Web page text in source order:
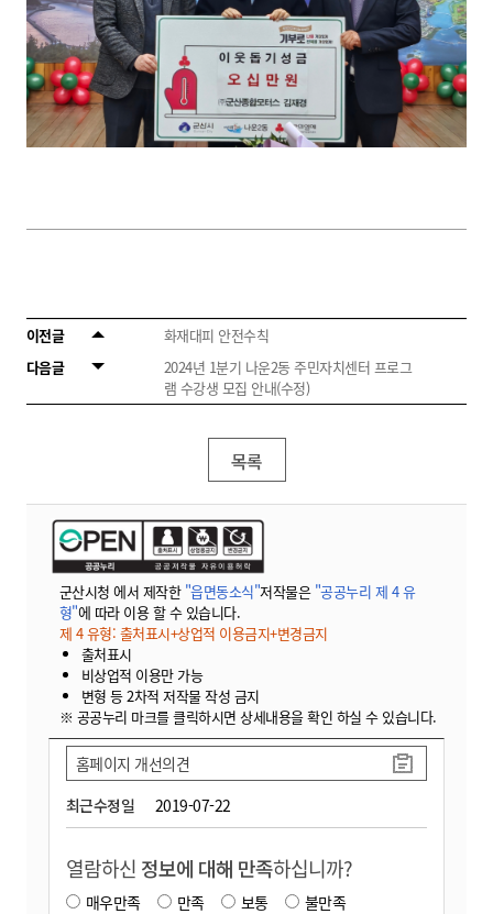
이전글
화재대피 안전수칙
다음글
2024년 1분기 나운2동 주민자치센터 프로그
램 수강생 모집 안내(수정)
목록
군산시청 에서 제작한 "읍면동소식"저작물은 "공공누리 제 4 유
형"에 따라 이용 할 수 있습니다.
제 4 유형: 출처표시+상업적 이용금지+변경금지
출처표시
비상업적 이용만 가능
변형 등 2차적 저작물 작성 금지
※ 공공누리 마크를 클릭하시면 상세내용을 확인 하실 수 있습니다.
최근수정일 2019-07-22
홈페이지 개선의견
열람하신 정보에 대해 만족하십니까?
매우만족 만족 보통
불만족